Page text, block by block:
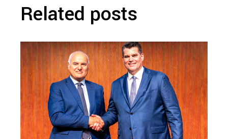
Related posts